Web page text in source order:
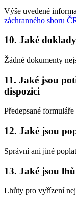
Výše uvedené
záchranného sboru
10. Jaké
Žádné dokumenty
11. Jaké jsou
dispozici
Předepsané
12. Jaké jsou
Správní ani jiné
13. Jaké jsou
Lhůty pro vyřízení